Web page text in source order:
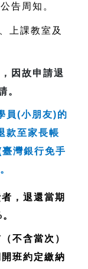
告周知。
上課教室及
因故申請退
。
員(小朋友)的
款至家長帳
灣銀行免手
，退還當期
不含當次）
班約定繳納